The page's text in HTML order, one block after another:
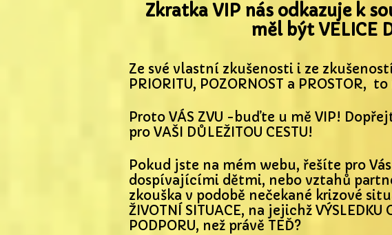
Zkratka VIP nás odkazuje k
měl být VELICE
Ze své vlastní zkušenosti i ze
PRIORITU, POZORNOST a PROSTOR,
Proto VÁS ZVU -buďte u mě VIP!
pro VAŠI DŮLEŽITOU CESTU!
Pokud jste na mém webu, řešíte pro
dospívajícími dětmi, nebo vztahů
zkouška v podobě nečekané krizové
ŽIVOTNÍ SITUACE, na jejichž
PODPORU, než právě TEĎ?